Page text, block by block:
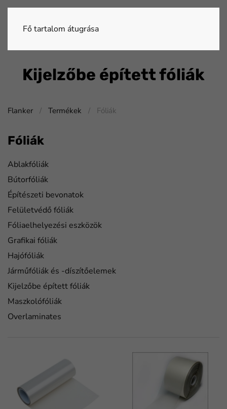
Fő tartalom átugrása
Kijelzőbe épített fóliák
Flanker Termékek Fóliák
Fóliák
Ablakfóliák
Bútorfóliák
Építészeti bevonatok
Felületvédő fóliák
Fóliaelhelyezési eszközök
Grafikai fóliák
Hajófóliák
Járműfóliák és -díszítőelemek
Kijelzőbe épített fóliák
Maszkolófóliák
Overlaminates